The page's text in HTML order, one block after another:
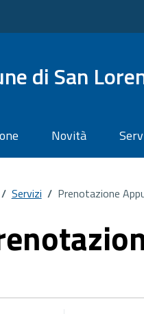
di San
Novità
/ Servizi / Prenotazione